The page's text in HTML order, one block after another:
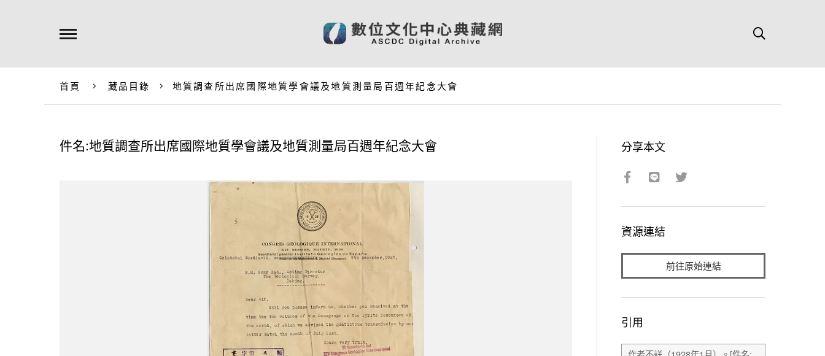
首頁 藏品目錄 地質調查所出席國際地質學會議及地質測量局百週年紀念大會
件名:地質調查所出席國際地質學會議及地質測量局百週年紀念大會 分享本文
資源連結
前往原始連結
引用